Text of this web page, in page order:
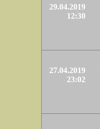
29.04.2019
12:30
27.04.2019
23:02